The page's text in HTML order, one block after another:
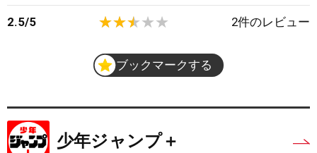
2.5/5 2件のレビュー
ブックマークする
少年ジャンプ＋